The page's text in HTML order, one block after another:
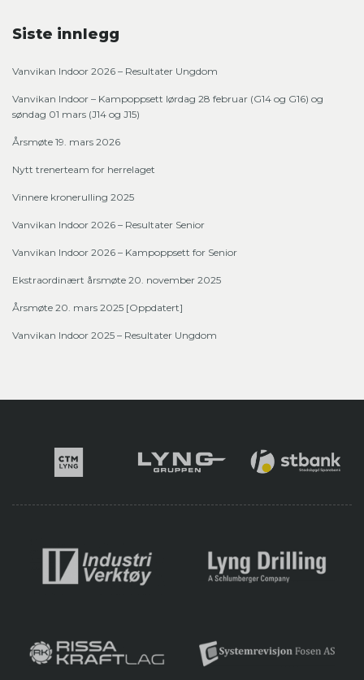
Siste innlegg
Vanvikan Indoor 2026 – Resultater Ungdom
Vanvikan Indoor – Kampoppsett lørdag 28 februar (G14 og G16) og
søndag 01 mars (J14 og J15)
Årsmøte 19. mars 2026
Nytt trenerteam for herrelaget
Vinnere kronerulling 2025
Vanvikan Indoor 2026 – Resultater Senior
Vanvikan Indoor 2026 – Kampoppsett for Senior
Ekstraordinært årsmøte 20. november 2025
Årsmøte 20. mars 2025 [Oppdatert]
Vanvikan Indoor 2025 – Resultater Ungdom